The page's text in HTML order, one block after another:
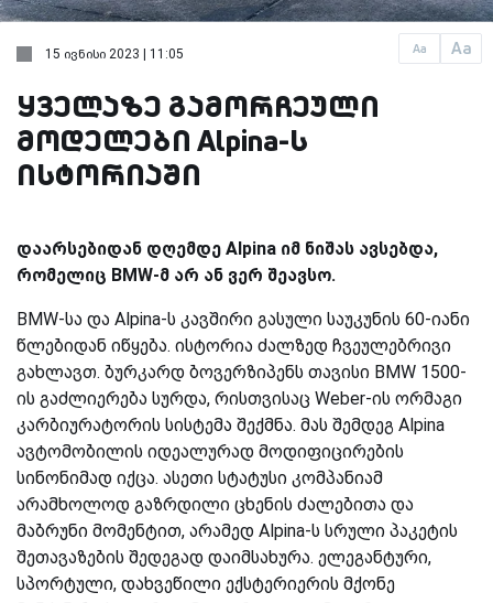
Aa Aa
15 ივნისი 2023 | 11:05
ყველაზე გამორჩეული
მოდელები Alpina-ს
ისტორიაში
დაარსებიდან დღემდე Alpina იმ ნიშას ავსებდა,
რომელიც BMW-მ არ ან ვერ შეავსო.
BMW-სა და Alpina-ს კავშირი გასული საუკუნის 60-იანი
წლებიდან იწყება. ისტორია ძალზედ ჩვეულებრივი
გახლავთ. ბურკარდ ბოვერზიპენს თავისი BMW 1500-
ის გაძლიერება სურდა, რისთვისაც Weber-ის ორმაგი
კარბიურატორის სისტემა შექმნა. მას შემდეგ Alpina
ავტომობილის იდეალურად მოდიფიცირების
სინონიმად იქცა. ასეთი სტატუსი კომპანიამ
არამხოლოდ გაზრდილი ცხენის ძალებითა და
მაბრუნი მომენტით, არამედ Alpina-ს სრული პაკეტის
შეთავაზების შედეგად დაიმსახურა. ელეგანტური,
სპორტული, დახვეწილი ექსტერიერის მქონე